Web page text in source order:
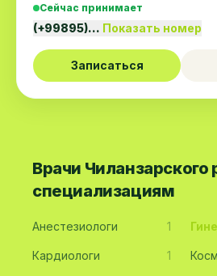
Сейчас принимает
(+99895)… Показать номер
Записаться
Врачи Чиланзарского
специализациям
Анестезиологи 1
Кардиологи 1